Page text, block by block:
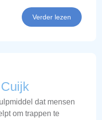
Verder lezen
dat mensen
om trappen te